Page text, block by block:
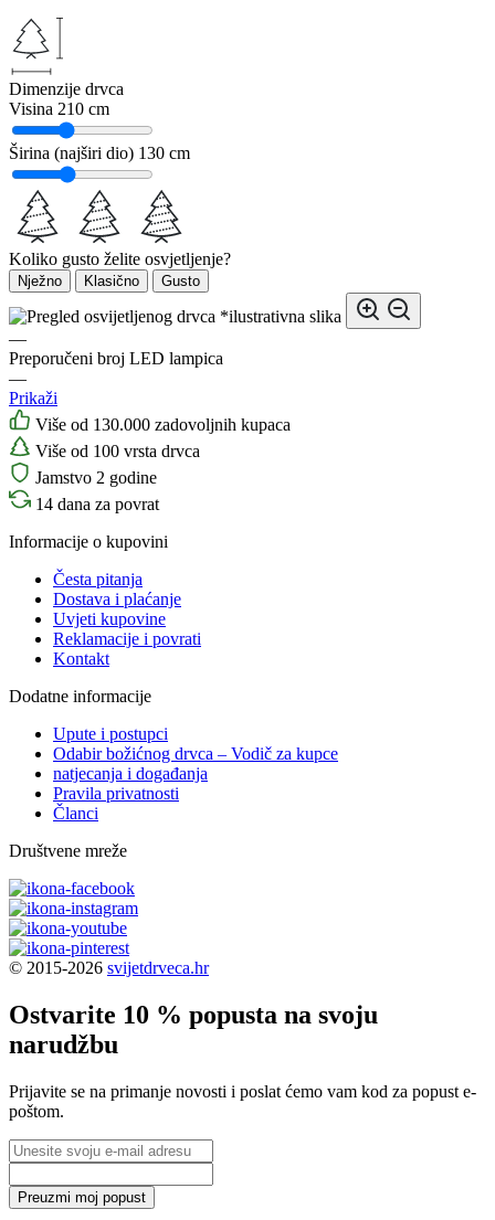
Dimenzije drvca
Visina 210 cm
Širina (najširi dio) 130 cm
Koliko gusto želite osvjetljenje?
Nježno Klasično Gusto
*ilustrativna slika
—
Preporučeni broj LED lampica
—
Prikaži
Više od 130.000 zadovoljnih kupaca
Više od 100 vrsta drvca
Jamstvo 2 godine
14 dana za povrat
Informacije o kupovini
Česta pitanja
Dostava i plaćanje
Uvjeti kupovine
Reklamacije i povrati
Kontakt
Dodatne informacije
Upute i postupci
Odabir božićnog drvca – Vodič za kupce
natjecanja i događanja
Pravila privatnosti
Članci
Društvene mreže
© 2015-2026 svijetdrveca.hr
Ostvarite 10 % popusta na svoju
narudžbu
Prijavite se na primanje novosti i poslat ćemo vam kod za popust e-
poštom.
Preuzmi moj popust